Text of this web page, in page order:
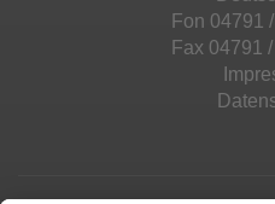
Fon 04791
Fax 04791